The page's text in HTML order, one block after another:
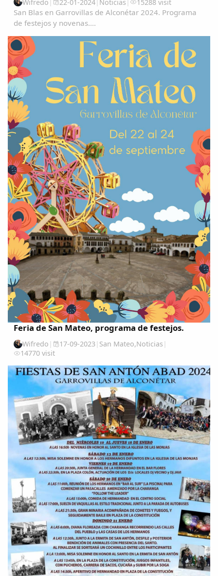
Wifredo 22-01-2024 Noticias 15288 visit
San Blas en Garrovillas de Alconétar 2024. Programa
de festejos y novenas....
Feria de San Mateo, programa de festejos.
Wifredo | 17-09-2023| San Mateo,Noticias |
14770 visit
Comparte
Compartir en Facebook
Compartir en Twitter
Copiar enlace